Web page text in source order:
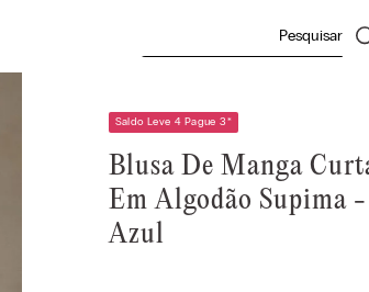
Saldo Leve 4 Pague 3*
Blusa De Manga
Em Algodão Supima -
Azul